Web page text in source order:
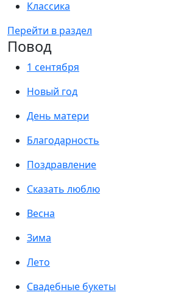
Классика
Перейти в раздел
Повод
1 сентября
Новый год
День матери
Благодарность
Поздравление
Сказать люблю
Весна
Зима
Лето
Свадебные букеты